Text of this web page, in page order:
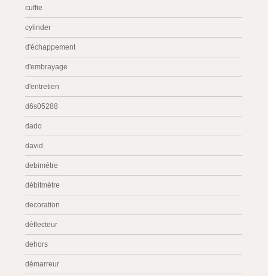
cuffie
cylinder
d'échappement
d'embrayage
d'entretien
d6s05288
dado
david
debimétre
débitmètre
decoration
déflecteur
dehors
démarreur